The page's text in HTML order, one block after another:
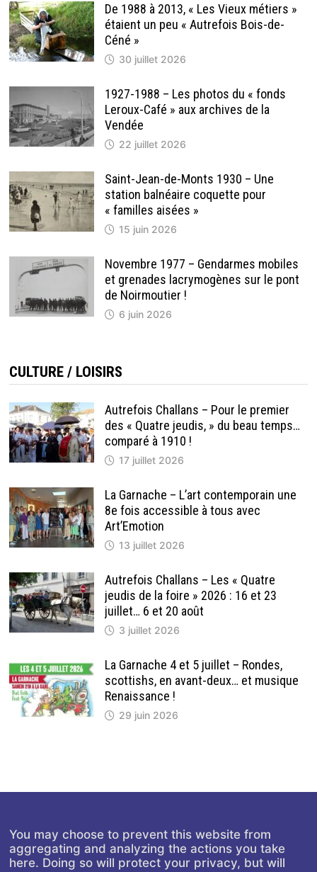
De 1988 à 2013, « Les Vieux métiers »
étaient un peu « Autrefois Bois-de-
Céné »
30 juillet 2026
1927-1988 – Les photos du « fonds
Leroux-Café » aux archives de la
Vendée
22 juillet 2026
Saint-Jean-de-Monts 1930 – Une
station balnéaire coquette pour
« familles aisées »
15 juin 2026
Novembre 1977 – Gendarmes mobiles
et grenades lacrymogènes sur le pont
de Noirmoutier !
6 juin 2026
CULTURE / LOISIRS
Autrefois Challans – Pour le premier
des « Quatre jeudis, » du beau temps…
comparé à 1910 !
17 juillet 2026
La Garnache – L’art contemporain une
8e fois accessible à tous avec
Art’Emotion
13 juillet 2026
Autrefois Challans – Les « Quatre
jeudis de la foire » 2026 : 16 et 23
juillet… 6 et 20 août
3 juillet 2026
La Garnache 4 et 5 juillet – Rondes,
scottishs, en avant-deux… et musique
Renaissance !
29 juin 2026
You may choose to prevent this website from
aggregating and analyzing the actions you take
here. Doing so will protect your privacy, but will